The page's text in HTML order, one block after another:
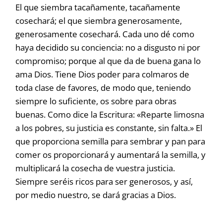
El que siembra tacañamente, tacañamente
cosechará; el que siembra generosamente,
generosamente cosechará. Cada uno dé como
haya decidido su conciencia: no a disgusto ni por
compromiso; porque al que da de buena gana lo
ama Dios. Tiene Dios poder para colmaros de
toda clase de favores, de modo que, teniendo
siempre lo suficiente, os sobre para obras
buenas. Como dice la Escritura: «Reparte limosna
a los pobres, su justicia es constante, sin falta.» El
que proporciona semilla para sembrar y pan para
comer os proporcionará y aumentará la semilla, y
multiplicará la cosecha de vuestra justicia.
Siempre seréis ricos para ser generosos, y así,
por medio nuestro, se dará gracias a Dios.